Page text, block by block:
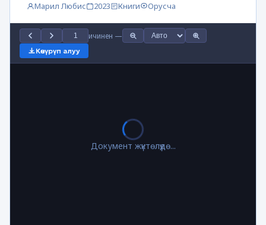
Марил Любис 2023 Книги Орусча
ичинен —
Көчүрүп алуу
Документ жүктөлүүдө...